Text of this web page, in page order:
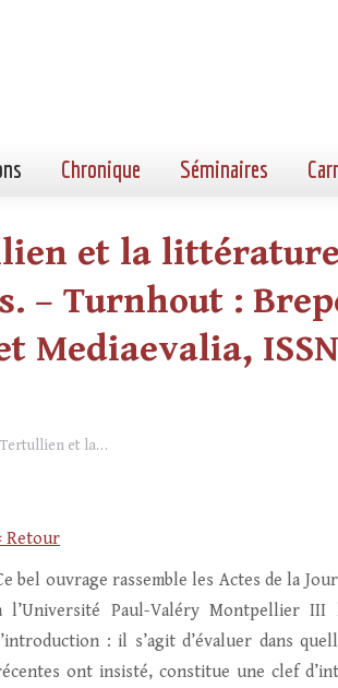
Chronique Séminaires
et la littérature
– Turnhout :
ISSN
et la…
Retour
bel ouvrage rassemble les Actes de la
l’Université Paul-Valéry Montpellier
: il s’agit d’évaluer dans
ont insisté, constitue une clef